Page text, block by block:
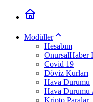
Modüller
Hesabım
OnursalHaber
Covid 19
Döviz Kurları
Hava Durumu
Hava Durumu
Kripto Paralar